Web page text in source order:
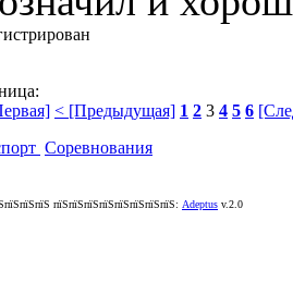
< [Предыдущая] 1 2 3 4 5 6
Соревнования
пїЅпїЅпїЅпїЅпїЅпїЅпїЅпїЅ: Adeptus v.2.0